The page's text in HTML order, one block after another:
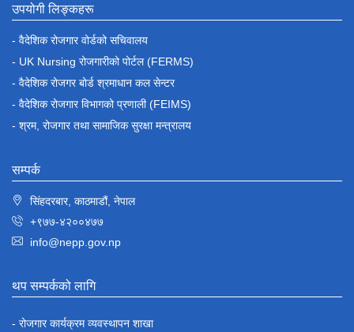
उपयोगी लिङ्कहरू
- वैदेशिक रोजगार वोर्डको सचिवालय
- UK Nursing रोजगारीको पोर्टल (FERMS)
- वैदेशिक रोजगर बोर्ड श्रमाधान कल सेन्टर
- वैदेशिक रोजगार विभागको प्रणाली (FEIMS)
- श्रम, रोजगार तथा सामाजिक सुरक्षा मन्त्रालय
सम्पर्क
सिंहदरबार, काठमाडौं, नेपाल
+९७७-४२००४७७
info@nepp.gov.np
थप सम्पर्कको लागि
- रोजगार कार्यक्रम व्यवस्थापन शाखा